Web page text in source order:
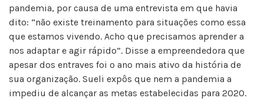
pandemia, por causa de uma entrevista em que havia
dito: “não existe treinamento para situações como essa
que estamos vivendo. Acho que precisamos aprender a
nos adaptar e agir rápido”. Disse a empreendedora que
apesar dos entraves foi o ano mais ativo da história de
sua organização. Sueli expôs que nem a pandemia a
impediu de alcançar as metas estabelecidas para 2020.